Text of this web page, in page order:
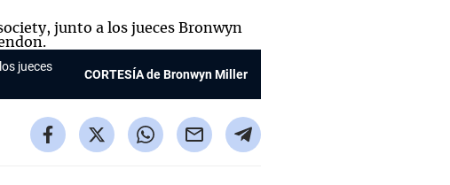
jueces
CORTESÍA de Bronwyn Miller